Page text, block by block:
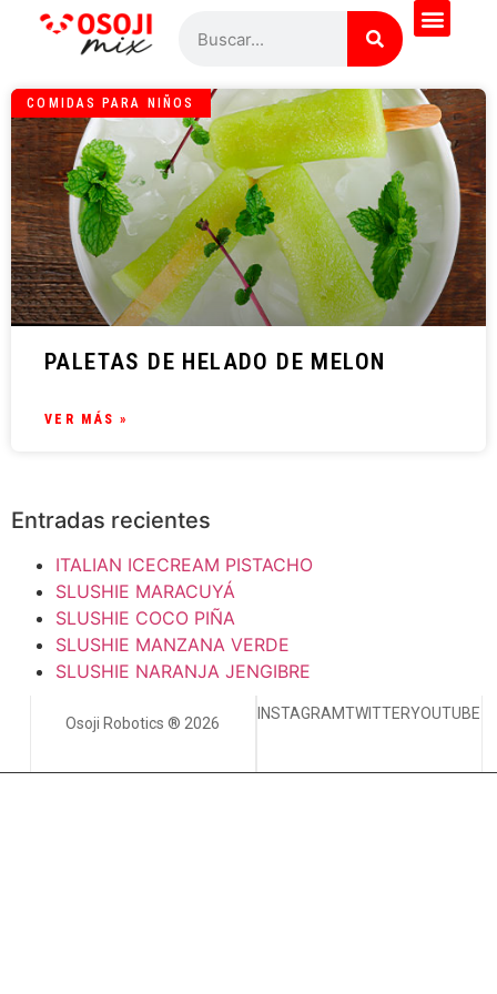
COMIDAS PARA NIÑOS
PALETAS DE HELADO DE MELON
VER MÁS »
Entradas recientes
ITALIAN ICECREAM PISTACHO
SLUSHIE MARACUYÁ
SLUSHIE COCO PIÑA
SLUSHIE MANZANA VERDE
SLUSHIE NARANJA JENGIBRE
Osoji Robotics ® 2026
INSTAGRAMTWITTERYOUTUBE